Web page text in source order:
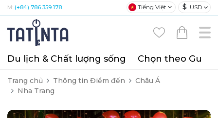
M: (+84) 786 359 178 Tiếng Việt $ USD
Du lịch & Chất lượng sống Chọn theo Gu
Trang chủ Thông tin Điểm đến
Châu Á
Nha Trang